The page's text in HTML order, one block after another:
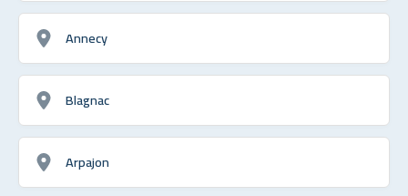
Annecy
Blagnac
Arpajon